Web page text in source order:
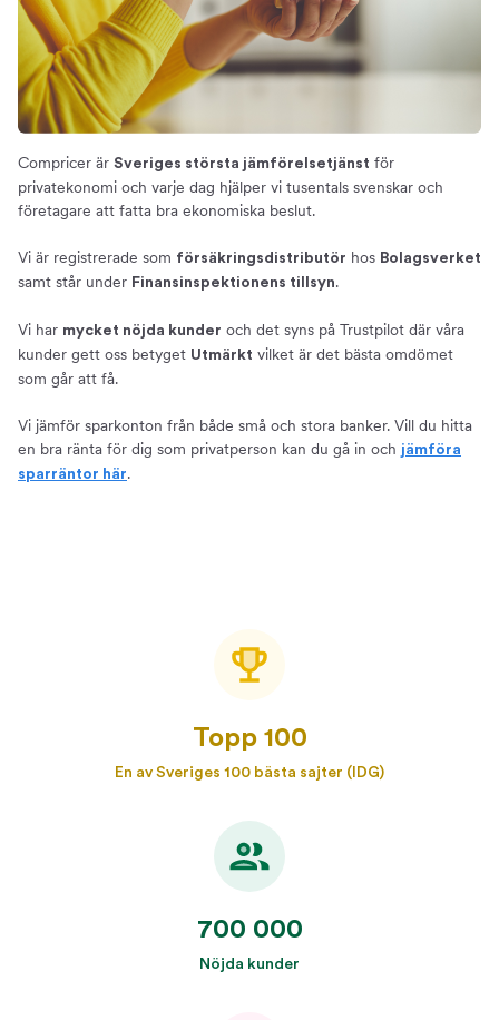
Compricer är Sveriges största jämförelsetjänst för
privatekonomi och varje dag hjälper vi tusentals svenskar och
företagare att fatta bra ekonomiska beslut.
Vi är registrerade som försäkringsdistributör hos Bolagsverket
samt står under Finansinspektionens tillsyn.
Vi har mycket nöjda kunder och det syns på Trustpilot där våra
kunder gett oss betyget Utmärkt vilket är det bästa omdömet
som går att få.
Vi jämför sparkonton från både små och stora banker. Vill du hitta
en bra ränta för dig som privatperson kan du gå in och jämföra
sparräntor här.
Topp 100
En av Sveriges 100 bästa sajter (IDG)
700 000
Nöjda kunder